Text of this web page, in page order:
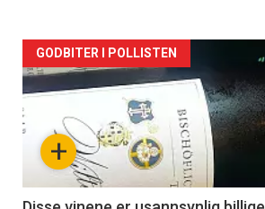
Forsiden
akkurat
nå+
GODBITER I POLLISTEN